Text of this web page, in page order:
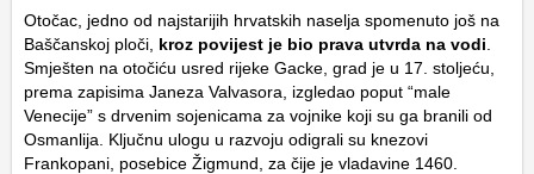
Otočac, jedno od najstarijih hrvatskih naselja spomenuto još na
Baščanskoj ploči, kroz povijest je bio prava utvrda na vodi
Smješten na otočiću usred rijeke Gacke, grad je u 17. stoljeću,
prema zapisima Janeza Valvasora, izgledao poput “male
Venecije” s drvenim sojenicama za vojnike koji su ga branili od
Osmanlija. Ključnu ulogu u razvoju odigrali su knezovi
Frankopani, posebice Žigmund, za čije je vladavine 1460.